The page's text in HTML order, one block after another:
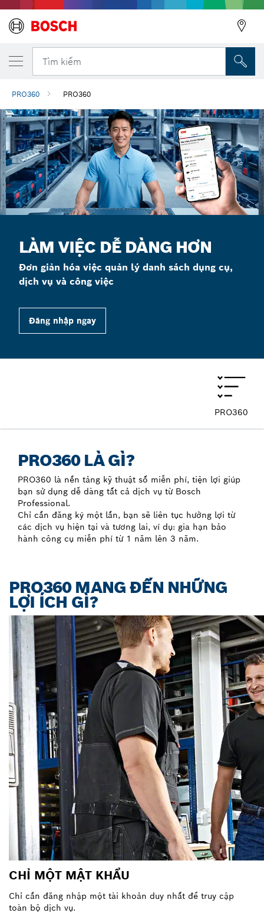
Tìm kiếm
PRO360 PRO360
LÀM VIỆC DỄ DÀNG HƠN
Đơn giản hóa việc quản lý danh sách dụng cụ,
dịch vụ và công việc
Đăng nhập ngay
PRO360
PRO360 LÀ GÌ?
PRO360 là nền tảng kỹ thuật số miễn phí, tiện lợi giúp
bạn sử dụng dễ dàng tất cả dịch vụ từ Bosch
Professional.
Chỉ cần đăng ký một lần, bạn sẽ liên tục hưởng lợi từ
các dịch vụ hiện tại và tương lai, ví dụ: gia hạn bảo
hành công cụ miễn phí từ 1 năm lên 3 năm.
PRO360 MANG ĐẾN NHỮNG
LỢI ÍCH GÌ?
CHỈ MỘT MẬT KHẨU
Chỉ cần đăng nhập một tài khoản duy nhất để truy cập
toàn bộ dịch vụ.